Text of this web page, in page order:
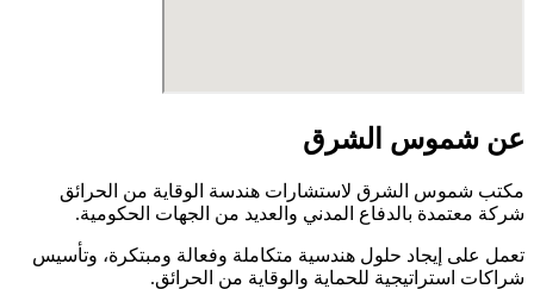
عن شموس الشرق
مكتب شموس الشرق لاستشارات هندسة الوقاية من الحرائق
شركة معتمدة بالدفاع المدني والعديد من الجهات الحكومية.
تعمل على إيجاد حلول هندسية متكاملة وفعالة ومبتكرة، وتأسيس
شراكات استراتيجية للحماية والوقاية من الحرائق.